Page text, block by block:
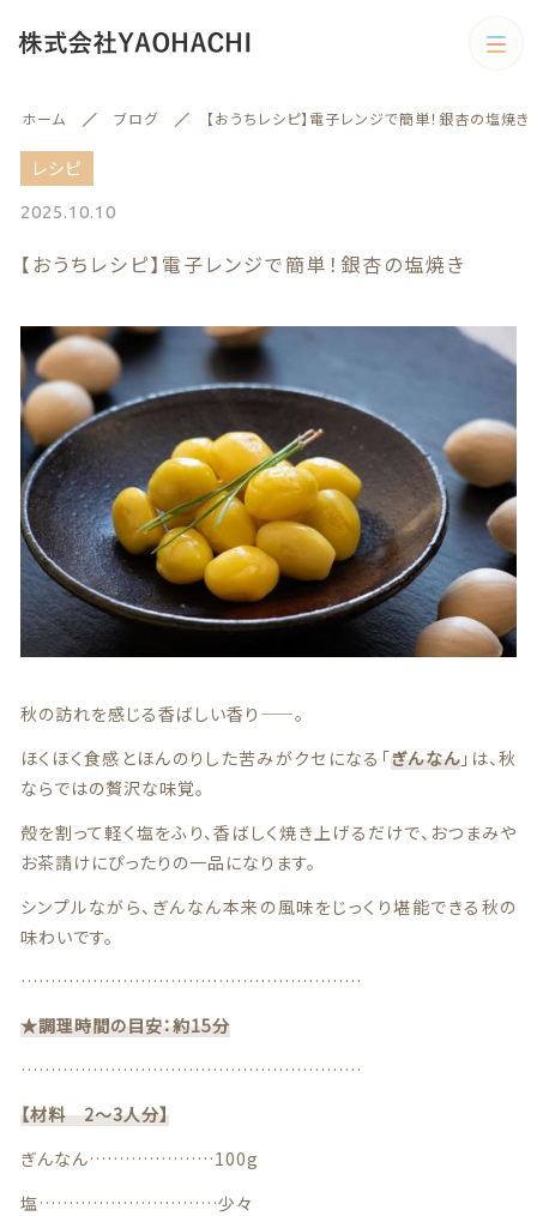
ホーム ブログ 【おうちレシピ】電子レンジで簡単！銀杏の塩焼き
レシピ
2025.10.10
【おうちレシピ】電子レンジで簡単！銀杏の塩焼き
秋の訪れを感じる香ばしい香り——。
ほくほく食感とほんのりした苦みがクセになる「ぎんなん 」は、秋
ならではの贅沢な味覚。
殻を割って軽く塩をふり、香ばしく焼き上げるだけで、おつまみや
お茶請けにぴったりの一品になります。
シンプルながら、ぎんなん本来の風味をじっくり堪能できる秋の
味わいです。
…………………………………………………
★調理時間の目安：約15分
…………………………………………………
【材料 2～3人分】
ぎんなん…………………100g
塩…………………………少々
カテゴリー
果物 訳あり商品
カテゴリー一覧
情報セキュリティ基本方針
ランキング
商品一覧
旬の商品
果物
訳あり商品
贈答用商品
親カテゴリー
子カテゴリー
価格帯
～
在庫あり